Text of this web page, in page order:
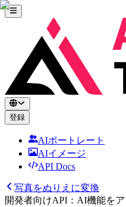
登録
AIポートレート
AIイメージ
API Docs
写真をぬりえに変換
開発者向けAPI：AI機能を